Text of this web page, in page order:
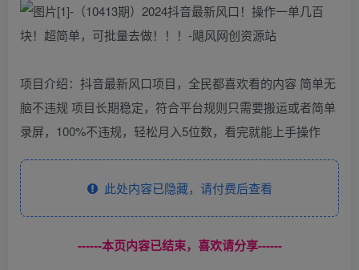
项目介绍：抖音最新风口项目，全民都喜欢看的内容 简单无
脑不违规 项目长期稳定，符合平台规则只需要搬运或者简单
录屏，100%不违规，轻松月入5位数，看完就能上手操作
此处内容已隐藏，请付费后查看
------本页内容已结束，喜欢请分享------